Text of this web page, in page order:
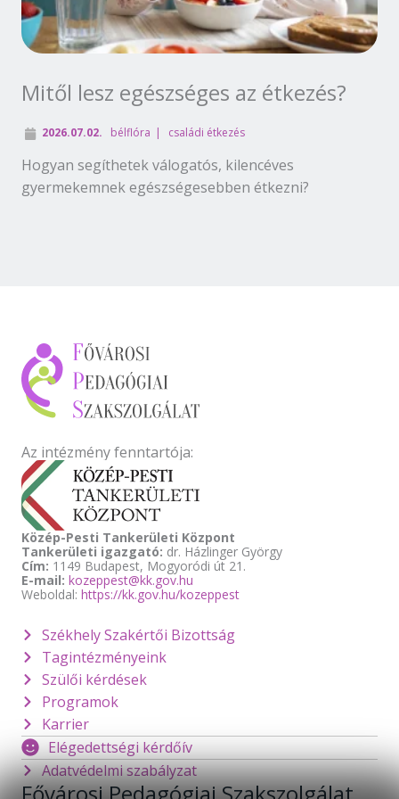
Mitől lesz egészséges az étkezés?
2026.07.02. bélflóra családi étkezés
Hogyan segíthetek válogatós, kilencéves
gyermekemnek egészségesebben étkezni?
Az intézmény fenntartója:
Közép-Pesti Tankerületi Központ
Tankerületi igazgató: dr. Házlinger György
Cím: 1149 Budapest, Mogyoródi út 21.
E-mail: kozeppest@kk.gov.hu
Weboldal: https://kk.gov.hu/kozeppest
Székhely Szakértői Bizottság
Tagintézményeink
Szülői kérdések
Programok
Karrier
Elégedettségi kérdőív
Adatvédelmi szabályzat
Fővárosi Pedagógiai Szakszolgálat